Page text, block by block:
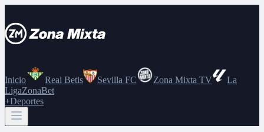
Inicio Real Betis Sevilla FC Zona Mixta TV
La
LigaZonaBet
+Deportes